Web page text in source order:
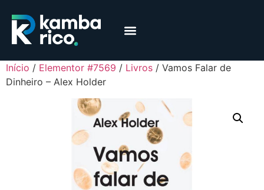
Início / Elementor #7569 / Livros / Vamos Falar de
Dinheiro – Alex Holder